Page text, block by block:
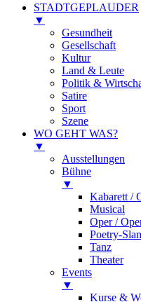
STADTGEPLAUDER
▼
Gesundheit
Gesellschaft
Kultur
Land & Leute
Politik &
Satire
Sport
Szene
WO GEHT WAS?
▼
Ausstellungen
Bühne
▼
Kabarett /
Musical
Oper /
Poetry-
Tanz
Theater
Events
▼
Kurse &